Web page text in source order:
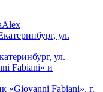
ул.
ул.
Fabiani» и
«Giovanni Fabiani», г.